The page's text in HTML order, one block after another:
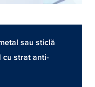
sau sticlă
cu strat anti-